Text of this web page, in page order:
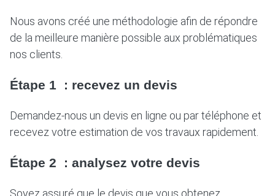
Nous avons créé une méthodologie afin de répondre
de la meilleure manière possible aux problématiques
nos clients.
Étape 1 : recevez un devis
Demandez-nous un devis en ligne ou par téléphone et
recevez votre estimation de vos travaux rapidement.
Étape 2 : analysez votre devis
Soyez assuré que le devis que vous obtenez